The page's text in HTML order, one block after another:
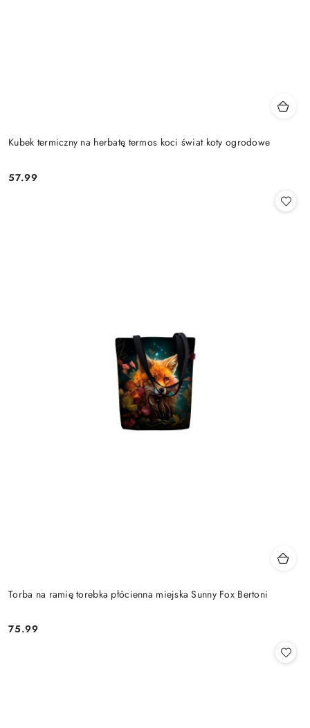
Kubek termiczny na herbatę termos koci świat koty ogrodowe
Cena:
57.99
Torba na ramię torebka płócienna miejska Sunny Fox Bertoni
Cena:
75.99